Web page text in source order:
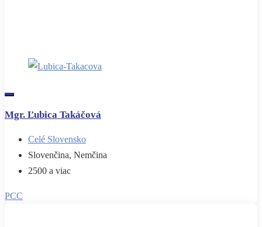
Mgr. Ľubica Takáčová
Celé Slovensko
Slovenčina, Nemčina
2500 a viac
PCC